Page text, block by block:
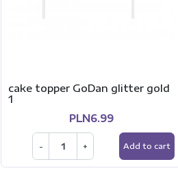
cake topper GoDan glitter gold
1
PLN6.99
- + Add to cart